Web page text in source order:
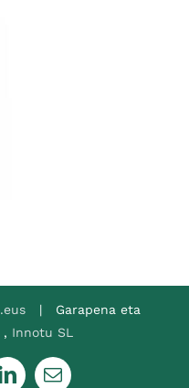
| Garapena eta
, Innotu SL